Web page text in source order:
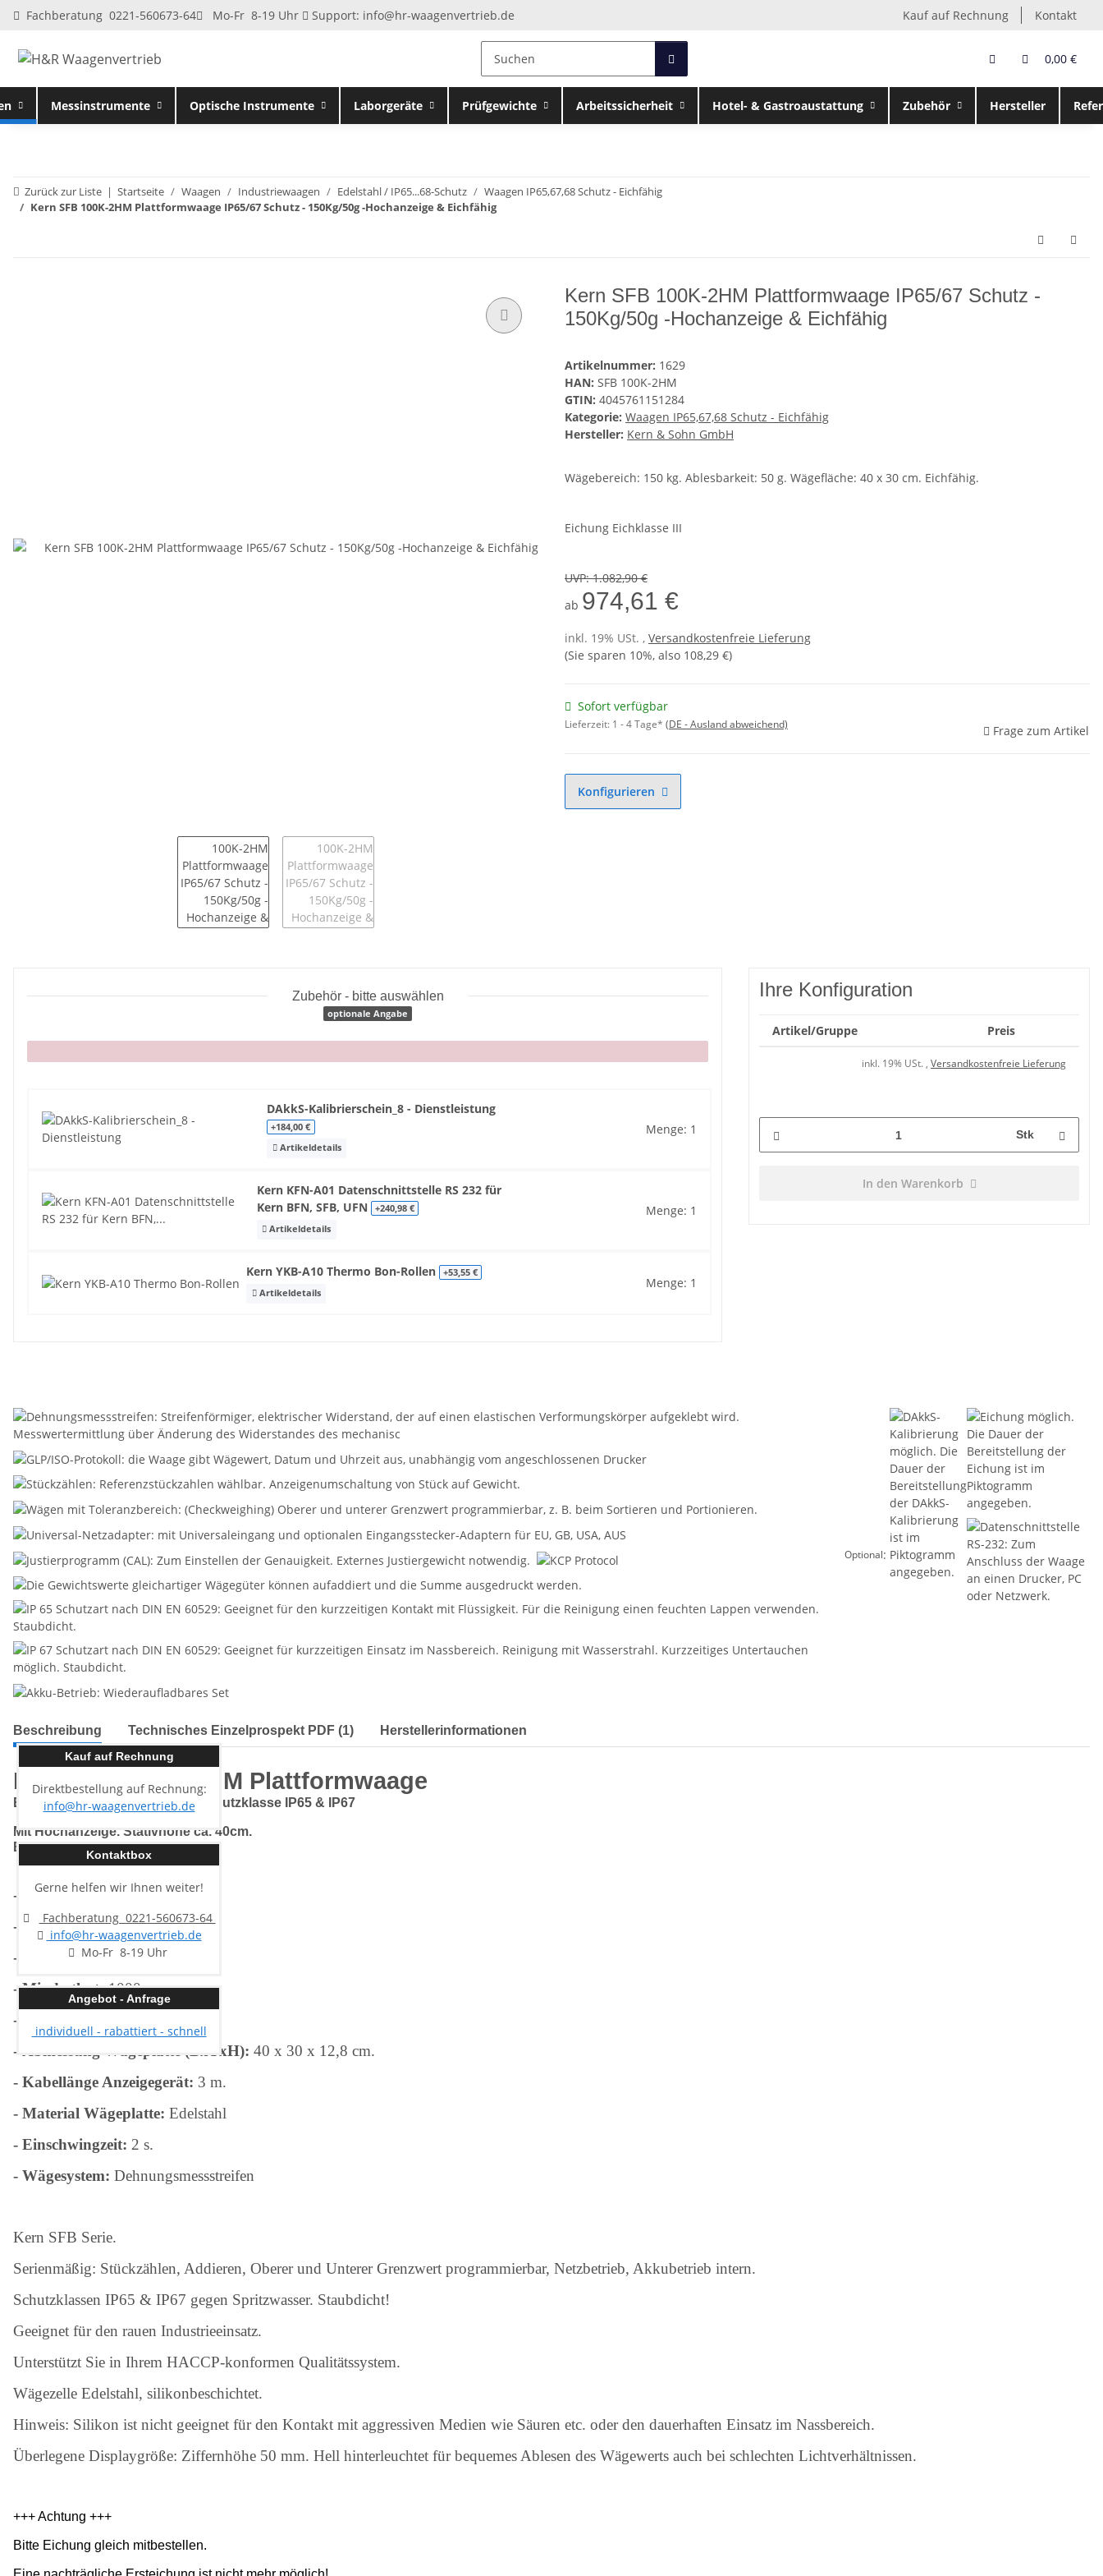
Kauf auf Rechnung Kontakt
Fachberatung 0221-560673-64 Mo-Fr 8-19 Uhr Support: info@hr-waagenvertrieb.de
0,00 €
Messinstrumente Optische Instrumente Laborgeräte Prüfgewichte Arbeitssicherheit Hotel- & Gastroaustattung Zubehör Hersteller
Kontaktbox
Gerne helfen wir Ihnen weiter!
Fachberatung 0221-560673-64
info@hr-waagenvertrieb.de
Mo-Fr 8-19 Uhr
Kauf auf Rechnung
Direktbestellung auf Rechnung:
info@hr-waagenvertrieb.de
Angebot - Anfrage
individuell - rabattiert - schnell
Zurück zur Liste Startseite Waagen Industriewaagen Edelstahl / IP65...68-Schutz
Waagen IP65,67,68 Schutz - Eichfähig
Kern SFB 100K-2HM Plattformwaage IP65/67 Schutz - 150Kg/50g -Hochanzeige & Eichfähig
Kern SFB 100K-2HM Plattformwaage IP65/67 Schutz -
150Kg/50g -Hochanzeige & Eichfähig
Artikelnummer: 1629
HAN: SFB 100K-2HM
GTIN: 4045761151284
Kategorie: Waagen IP65,67,68 Schutz - Eichfähig
Hersteller: Kern & Sohn GmbH
Wägebereich: 150 kg. Ablesbarkeit: 50 g. Wägefläche: 40 x 30 cm. Eichfähig.
Eichung Eichklasse III
UVP:1.082,90 €
ab 974,61 €
inkl. 19% USt. , Versandkostenfreie Lieferung
(Sie sparen 10%, also 108,29 €)
Sofort verfügbar
Lieferzeit: 1 - 4 Tage* (DE - Ausland abweichend) Frage zum Artikel
Konfigurieren
Zubehör - bitte auswählen
optionale Angabe
x
DAkkS-Kalibrierschein_8 - Dienstleistung
+184,00 €
Artikeldetails
Menge: 1
Kern KFN-A01 Datenschnittstelle RS 232 für
Kern BFN, SFB, UFN
+240,98 €
Artikeldetails
Menge: 1
Kern YKB-A10 Thermo Bon-Rollen
+53,55 €
Artikeldetails
Menge: 1
Ihre Konfiguration
Artikel/Gruppe Preis
inkl. 19% USt. , Versandkostenfreie Lieferung
Stk
In den Warenkorb
Optional:
Beschreibung Technisches Einzelprospekt PDF (1) Herstellerinformationen
Kern SFB 100K-2HM Plattformwaage
Edelstahl-Plattformwaage mit Schutzklasse IP65 & IP67
Mit Hochanzeige. Stativhöhe ca. 40cm.
Eichfähig.
- Wägebereich:150 kg.
- Ablesbarkeit:50 g.
- Eichwert:50 g.
- Mindestlast:1000 g.
- Wägefläche:
- Abmessung Wägeplatte (BxTxH): 40 x 30 x 12,8 cm.
- Kabellänge Anzeigegerät: 3 m.
- Material Wägeplatte: Edelstahl
- Einschwingzeit: 2 s.
- Wägesystem: Dehnungsmessstreifen
Kern SFB Serie.
Serienmäßig: Stückzählen, Addieren, Oberer und Unterer Grenzwert programmierbar, Netzbetrieb, Akkubetrieb intern.
Schutzklassen IP65 & IP67 gegen Spritzwasser. Staubdicht!
Geeignet für den rauen Industrieeinsatz.
Unterstützt Sie in Ihrem HACCP-konformen Qualitätssystem.
Wägezelle Edelstahl, silikonbeschichtet.
Hinweis: Silikon ist nicht geeignet für den Kontakt mit aggressiven Medien wie Säuren etc. oder den dauerhaften Einsatz im Nassbereich.
Überlegene Displaygröße: Ziffernhöhe 50 mm. Hell hinterleuchtet für bequemes Ablesen des Wägewerts auch bei schlechten Lichtverhältnissen.
+++ Achtung +++
Bitte Eichung gleich mitbestellen.